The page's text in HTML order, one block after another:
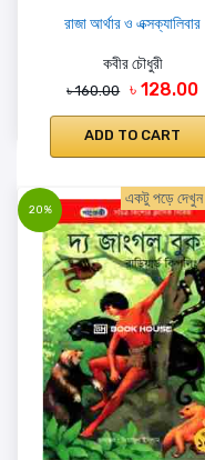
রাজা আর্থার ও এক্সক্যালিবার
কবীর চৌধুরী
৳ 160.00 ৳ 128.00
ADD TO CART
20%
একটু পড়ে দেখুন